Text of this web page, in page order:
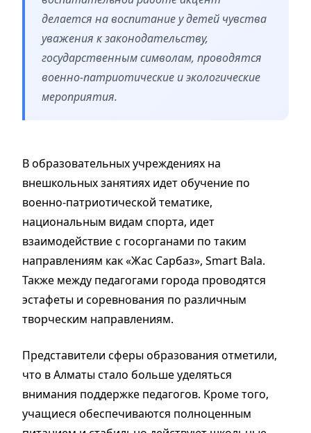
делается на воспитание у детей чувства
уважения к законодательству,
государственным символам, проводятся
военно-патриотические и экологические
мероприятия.
В образовательных учреждениях на
внешкольных занятиях идет обучение по
военно-патриотической тематике,
национальным видам спорта, идет
взаимодействие с госорганами по таким
направлениям как «Жас Сарбаз», Smart Bala.
Также между педагогами города проводятся
эстафеты и соревнования по различным
творческим направлениям.
Представители сферы образования отметили,
что в Алматы стало больше уделяться
внимания поддержке педагогов. Кроме того,
учащиеся обеспечиваются полноценным